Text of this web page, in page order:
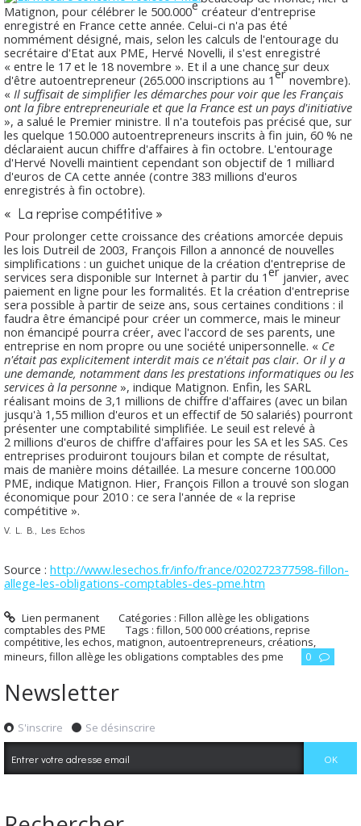
Matignon, pour célébrer le 500.000e créateur d'entreprise
enregistré en France cette année. Celui-ci n'a pas été
nommément désigné, mais, selon les calculs de l'entourage du
secrétaire d'Etat aux PME, Hervé Novelli, il s'est enregistré
« entre le 17 et le 18 novembre ». Et il a une chance sur deux
d'être autoentrepreneur (265.000 inscriptions au 1er novembre).
« Il suffisait de simplifier les démarches pour voir que les Français
ont la fibre entrepreneuriale et que la France est un pays d'initiative
», a salué le Premier ministre. Il n'a toutefois pas précisé que, sur
les quelque 150.000 autoentrepreneurs inscrits à fin juin, 60 % ne
déclaraient aucun chiffre d'affaires à fin octobre. L'entourage
d'Hervé Novelli maintient cependant son objectif de 1 milliard
d'euros de CA cette année (contre 383 millions d'euros
enregistrés à fin octobre).
« La reprise compétitive »
Pour prolonger cette croissance des créations amorcée depuis
les lois Dutreil de 2003, François Fillon a annoncé de nouvelles
simplifications : un guichet unique de la création d'entreprise de
services sera disponible sur Internet à partir du 1er janvier, avec
paiement en ligne pour les formalités. Et la création d'entreprise
sera possible à partir de seize ans, sous certaines conditions : il
faudra être émancipé pour créer un commerce, mais le mineur
non émancipé pourra créer, avec l'accord de ses parents, une
entreprise en nom propre ou une société unipersonnelle. « Ce
n'était pas explicitement interdit mais ce n'était pas clair. Or il y a
une demande, notamment dans les prestations informatiques ou les
services à la personne », indique Matignon. Enfin, les SARL
réalisant moins de 3,1 millions de chiffre d'affaires (avec un bilan
jusqu'à 1,55 million d'euros et un effectif de 50 salariés) pourront
présenter une comptabilité simplifiée. Le seuil est relevé à
2 millions d'euros de chiffre d'affaires pour les SA et les SAS. Ces
entreprises produiront toujours bilan et compte de résultat,
mais de manière moins détaillée. La mesure concerne 100.000
PME, indique Matignon. Hier, François Fillon a trouvé son slogan
économique pour 2010 : ce sera l'année de « la reprise
compétitive ».
V. L. B., Les Echos
Source : http://www.lesechos.fr/info/france/020272377598-fillon-
allege-les-obligations-comptables-des-pme.htm
Lien permanent Catégories :Fillon allège les obligations
comptables des PME
Tags : fillon,500 000 créations,reprise
compétitive,les echos,matignon, autoentrepreneurs,créations,
mineurs,fillon allège les obligations comptables des pme 0
Newsletter
S'inscrire Se désinscrire